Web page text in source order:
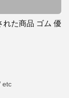
れた商品 ゴム 優
etc